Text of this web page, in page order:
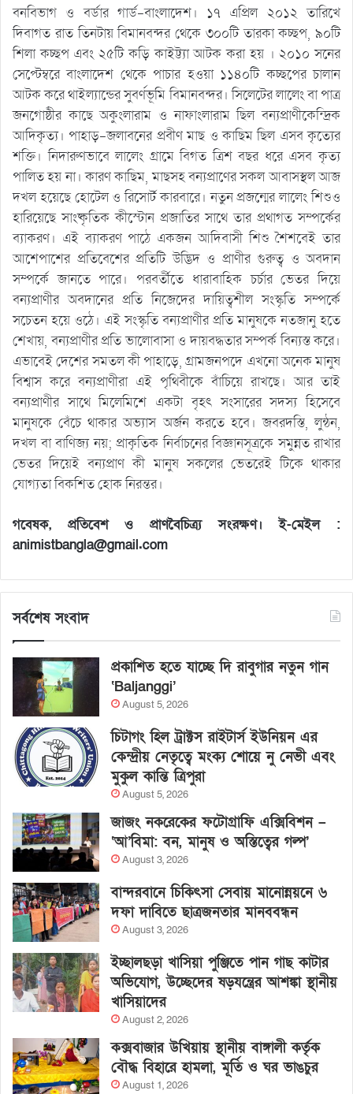
বনবিভাগ ও বর্ডার গার্ড-বাংলাদেশ। ১৭ এপ্রিল ২০১২ তারিখে
দিবাগত রাত তিনটায় বিমানবন্দর থেকে ৩০০টি তারকা কচ্ছপ, ৯০টি
শিলা কচ্ছপ এবং ২৫টি কড়ি কাইট্ট্যা আটক করা হয় । ২০১০ সনের
সেপ্টেম্বরে বাংলাদেশ থেকে পাচার হওয়া ১১৪০টি কচ্ছপের চালান
আটক করে থাইল্যান্ডের সুবর্ণভূমি বিমানবন্দর। সিলেটের লালেং বা পাত্র
জনগোষ্ঠীর কাছে অকুংলারাম ও নাফাংলারাম ছিল বন্যপ্রাণীকেন্দ্রিক
আদিকৃত্য। পাহাড়-জলাবনের প্রবীণ মাছ ও কাছিম ছিল এসব কৃত্যের
শক্তি। নিদারুণভাবে লালেং গ্রামে বিগত ত্রিশ বছর ধরে এসব কৃত্য
পালিত হয় না। কারণ কাছিম, মাছসহ বন্যপ্রাণের সকল আবাসস্থল আজ
দখল হয়েছে হোটেল ও রিসোর্ট কারবারে। নতুন প্রজন্মের লালেং শিশুও
হারিয়েছে সাংষ্কৃতিক কীস্টোন প্রজাতির সাথে তার প্রথাগত সম্পর্কের
ব্যাকরণ। এই ব্যাকরণ পাঠে একজন আদিবাসী শিশু শৈশবেই তার
আশেপাশের প্রতিবেশের প্রতিটি উদ্ভিদ ও প্রাণীর গুরুত্ব ও অবদান
সম্পর্কে জানতে পারে। পরবর্তীতে ধারাবাহিক চর্চার ভেতর দিয়ে
বন্যপ্রাণীর অবদানের প্রতি নিজেদের দায়িত্বশীল সংস্কৃতি সম্পর্কে
সচেতন হয়ে ওঠে। এই সংস্কৃতি বন্যপ্রাণীর প্রতি মানুষকে নতজানু হতে
শেখায়, বন্যপ্রাণীর প্রতি ভালোবাসা ও দায়বদ্ধতার সম্পর্ক বিন্যস্ত করে।
এভাবেই দেশের সমতল কী পাহাড়ে, গ্রামজনপদে এখনো অনেক মানুষ
বিশ্বাস করে বন্যপ্রাণীরা এই পৃথিবীকে বাঁচিয়ে রাখছে। আর তাই
বন্যপ্রাণীর সাথে মিলেমিশে একটা বৃহৎ সংসারের সদস্য হিসেবে
মানুষকে বেঁচে থাকার অভ্যাস অর্জন করতে হবে। জবরদস্তি, লুন্ঠন,
দখল বা বাণিজ্য নয়; প্রাকৃতিক নির্বাচনের বিজ্ঞানসূত্রকে সমুন্নত রাখার
ভেতর দিয়েই বন্যপ্রাণ কী মানুষ সকলের ভেতরেই টিকে থাকার
যোগ্যতা বিকশিত হোক নিরন্তর।
গবেষক, প্রতিবেশ ও প্রাণবৈচিত্র্য সংরক্ষণ। ই-মেইল :
animistbangla@gmail.com
সর্বশেষ সংবাদ
প্রকাশিত হতে যাচ্ছে দি রাবুগার নতুন গান
‘Baljanggi’
August 5, 2026
চিটাগং হিল ট্রাক্টস রাইটার্স ইউনিয়ন এর
কেন্দ্রীয় নেতৃত্বে মংক্য শোয়ে নু নেভী এবং
মুকুল কান্তি ত্রিপুরা
August 5, 2026
জাজং নকরেকের ফটোগ্রাফি এক্সিবিশন –
‘আ’বিমা: বন, মানুষ ও অস্তিত্বের গল্প’
August 3, 2026
বান্দরবানে চিকিৎসা সেবায় মানোন্নয়নে ৬
দফা দাবিতে ছাত্রজনতার মানববন্ধন
August 3, 2026
ইচ্ছালছড়া খাসিয়া পুঞ্জিতে পান গাছ কাটার
অভিযোগ, উচ্ছেদের ষড়যন্ত্রের আশঙ্কা স্থানীয়
খাসিয়াদের
August 2, 2026
কক্সবাজার উখিয়ায় স্থানীয় বাঙ্গালী কর্তৃক
বৌদ্ধ বিহারে হামলা, মূর্তি ও ঘর ভাঙচুর
August 1, 2026